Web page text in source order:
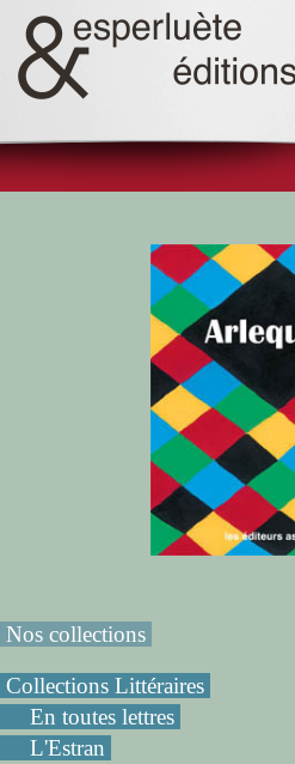
Nos collections
Collections Littéraires
En toutes lettres
L'Estran